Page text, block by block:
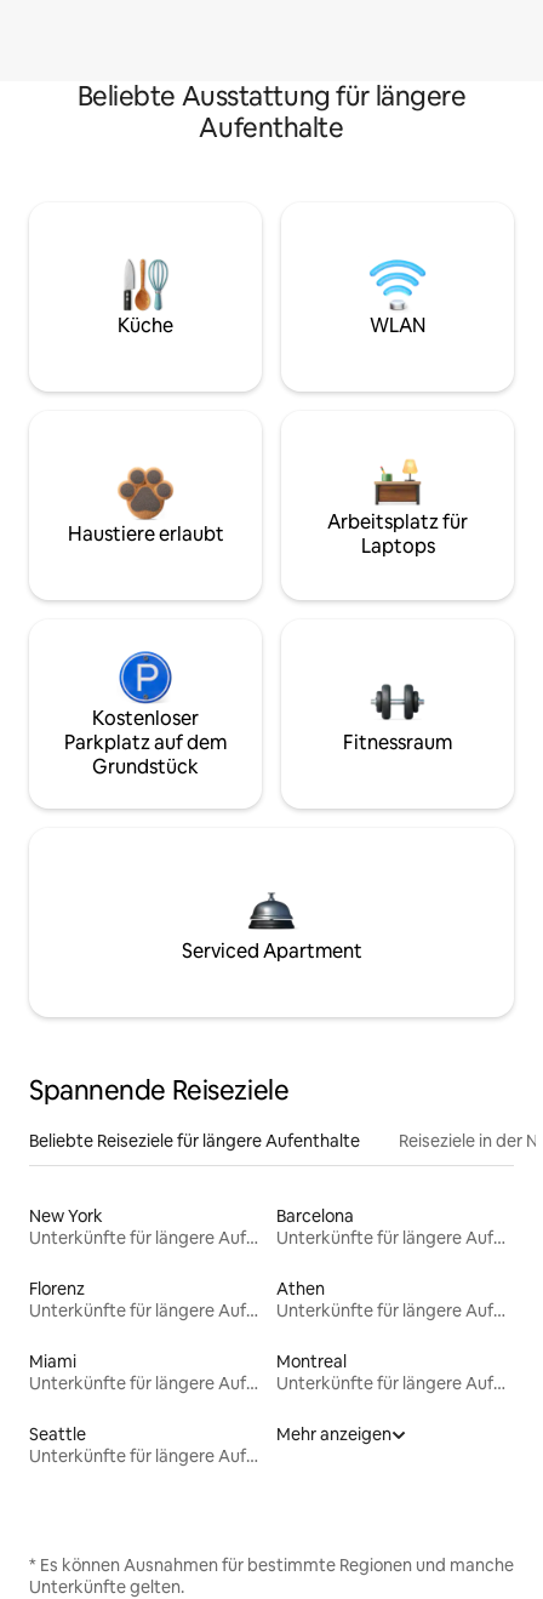
Beliebte Ausstattung für längere
Aufenthalte
Küche WLAN
Haustiere erlaubt
Arbeitsplatz für
Laptops
Kostenloser
Parkplatz auf dem
Grundstück
Fitnessraum
Serviced Apartment
Spannende Reiseziele
Beliebte Reiseziele für längere Aufenthalte Reiseziele in der
New York
Unterkünfte für längere Aufenthalte
Barcelona
Unterkünfte für längere Aufenthalte
Florenz
Unterkünfte für längere Aufenthalte
Athen
Unterkünfte für längere Aufenthalte
Miami
Unterkünfte für längere Aufenthalte
Montreal
Unterkünfte für längere Aufenthalte
Seattle
Unterkünfte für längere Aufenthalte
Mehr anzeigen
* Es können Ausnahmen für bestimmte Regionen und manche
Unterkünfte gelten.